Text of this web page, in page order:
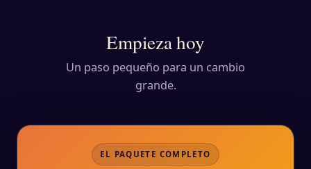
Empieza hoy
Un paso pequeño para un cambio
grande.
EL PAQUETE COMPLETO